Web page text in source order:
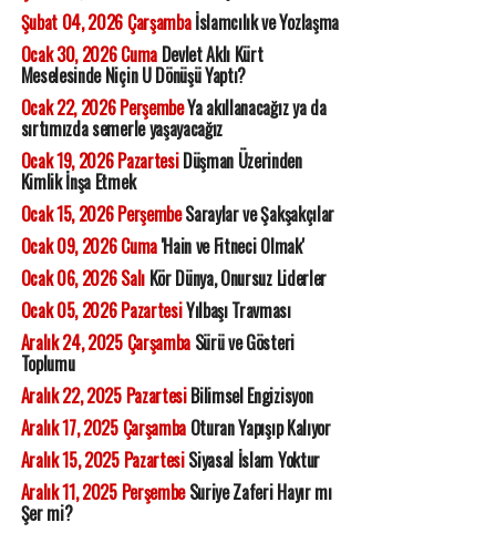
Şubat 04, 2026 Çarşambaİslamcılık ve Yozlaşma
Ocak 30, 2026 CumaDevlet Aklı Kürt
Meselesinde Niçin U Dönüşü Yaptı?
Ocak 22, 2026 PerşembeYa akıllanacağız ya da
sırtımızda semerle yaşayacağız
Ocak 19, 2026 PazartesiDüşman Üzerinden
Kimlik İnşa Etmek
Ocak 15, 2026 PerşembeSaraylar ve Şakşakçılar
Ocak 09, 2026 Cuma'Hain ve Fitneci Olmak'
Ocak 06, 2026 SalıKör Dünya, Onursuz Liderler
Ocak 05, 2026 PazartesiYılbaşı Travması
Aralık 24, 2025 ÇarşambaSürü ve Gösteri
Toplumu
Aralık 22, 2025 PazartesiBilimsel Engizisyon
Aralık 17, 2025 ÇarşambaOturan Yapışıp Kalıyor
Aralık 15, 2025 PazartesiSiyasal İslam Yoktur
Aralık 11, 2025 PerşembeSuriye Zaferi Hayır mı
Şer mi?